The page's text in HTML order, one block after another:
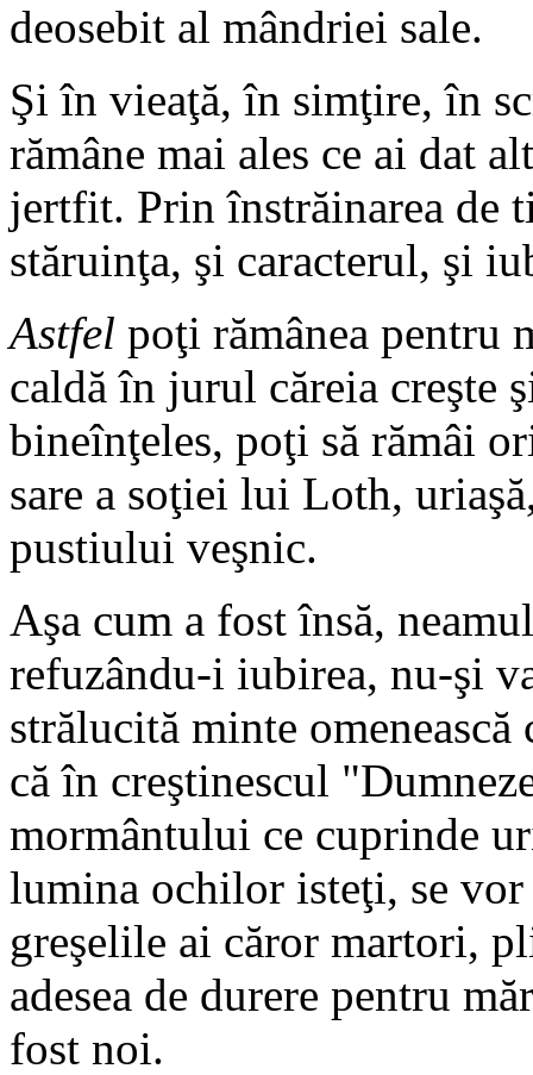
deosebit al mândriei sale.
Şi în vieaţă, în simţire, în
rămâne mai ales ce ai dat
jertfit. Prin înstrăinarea de
stăruinţa, şi caracterul, şi
Astfel poţi rămânea pentru
caldă în jurul căreia creşte
bineînţeles, poţi să rămâi
sare a soţiei lui Loth,
pustiului veşnic.
Aşa cum a fost însă,
refuzându-i iubirea, nu-şi
strălucită minte
că în creştinescul
mormântului ce cuprinde
lumina ochilor isteţi, se
greşelile ai căror martori,
adesea de durere pentru
fost noi.